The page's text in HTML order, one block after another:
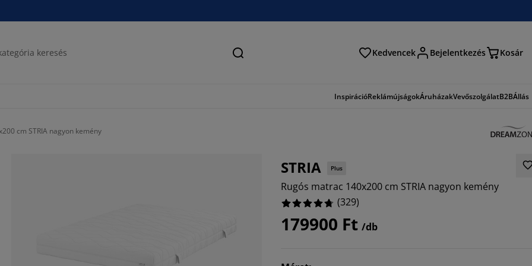
Keresés Kedvencek Bejelentkezés Kosár
InspirációReklámújságokÁruházakVevőszolgálatB2BÁllás
cm STRIA nagyon kemény
STRIA Plus
Rugós matrac 140x200 cm STRIA nagyon kemény
(329)
179900 Ft /db
80.85106382978722%